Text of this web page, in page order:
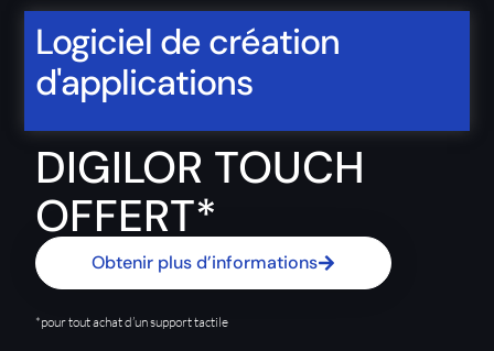
Logiciel de création
d'applications
DIGILOR TOUCH
OFFERT*
Obtenir plus d’informations
*pour tout achat d’un support tactile